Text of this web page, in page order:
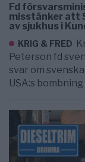
Fd
misstänker att
av sjukhus i
KRIG & FRED
Peterson fd
svar om
USA:s